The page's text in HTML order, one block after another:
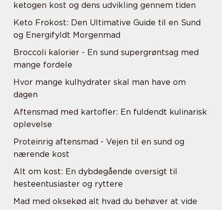
ketogen kost og dens udvikling gennem tiden
Keto Frokost: Den Ultimative Guide til en Sund
og Energifyldt Morgenmad
Broccoli kalorier - En sund supergrøntsag med
mange fordele
Hvor mange kulhydrater skal man have om
dagen
Aftensmad med kartofler: En fuldendt kulinarisk
oplevelse
Proteinrig aftensmad - Vejen til en sund og
nærende kost
Alt om kost: En dybdegående oversigt til
hesteentusiaster og ryttere
Mad med oksekød alt hvad du behøver at vide